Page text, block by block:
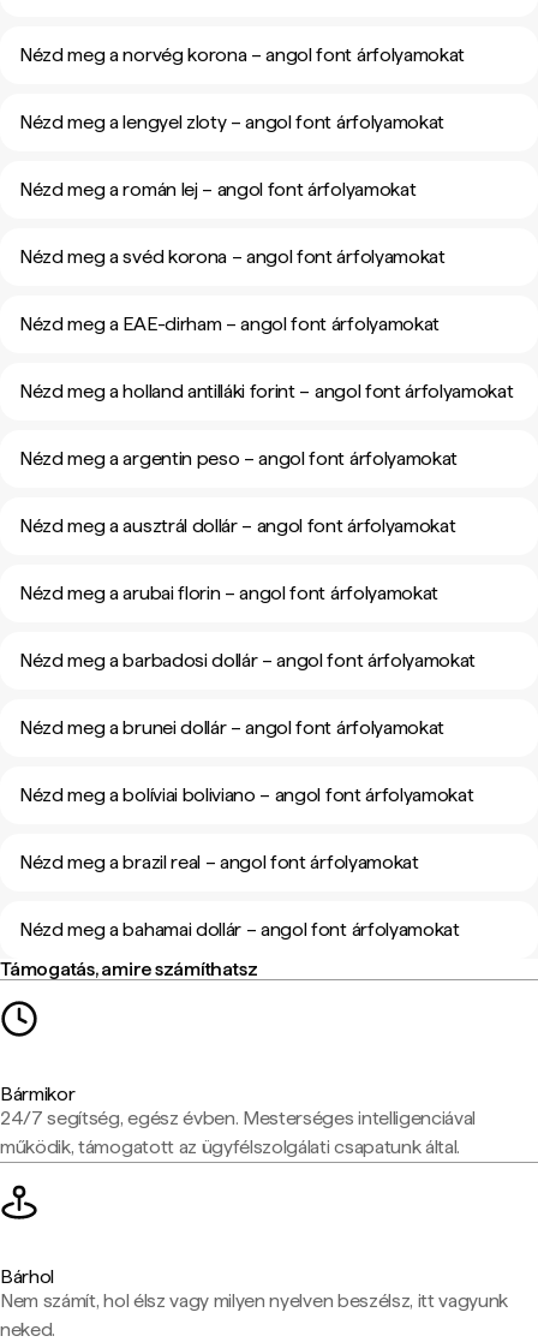
Nézd meg a norvég korona – angol font árfolyamokat
Nézd meg a lengyel zloty – angol font árfolyamokat
Nézd meg a román lej – angol font árfolyamokat
Nézd meg a svéd korona – angol font árfolyamokat
Nézd meg a EAE-dirham – angol font árfolyamokat
Nézd meg a holland antilláki forint – angol font árfolyamokat
Nézd meg a argentin peso – angol font árfolyamokat
Nézd meg a ausztrál dollár – angol font árfolyamokat
Nézd meg a arubai florin – angol font árfolyamokat
Nézd meg a barbadosi dollár – angol font árfolyamokat
Nézd meg a brunei dollár – angol font árfolyamokat
Nézd meg a bolíviai boliviano – angol font árfolyamokat
Nézd meg a brazil real – angol font árfolyamokat
Nézd meg a bahamai dollár – angol font árfolyamokat
Támogatás, amire számíthatsz
Bármikor
24/7 segítség, egész évben. Mesterséges intelligenciával
működik, támogatott az ügyfélszolgálati csapatunk által.
Bárhol
Nem számít, hol élsz vagy milyen nyelven beszélsz, itt vagyunk
neked.